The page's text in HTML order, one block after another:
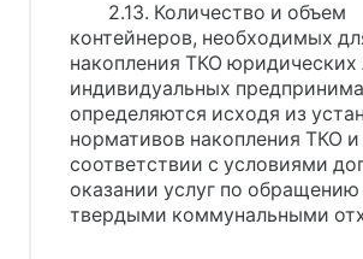
2.13. Количество и объем
контейнеров, необходимых
накопления ТКО юридических
индивидуальных
определяются исходя из
нормативов накопления ТКО и
соответствии с условиями
оказании услуг по обращению
твердыми коммунальными